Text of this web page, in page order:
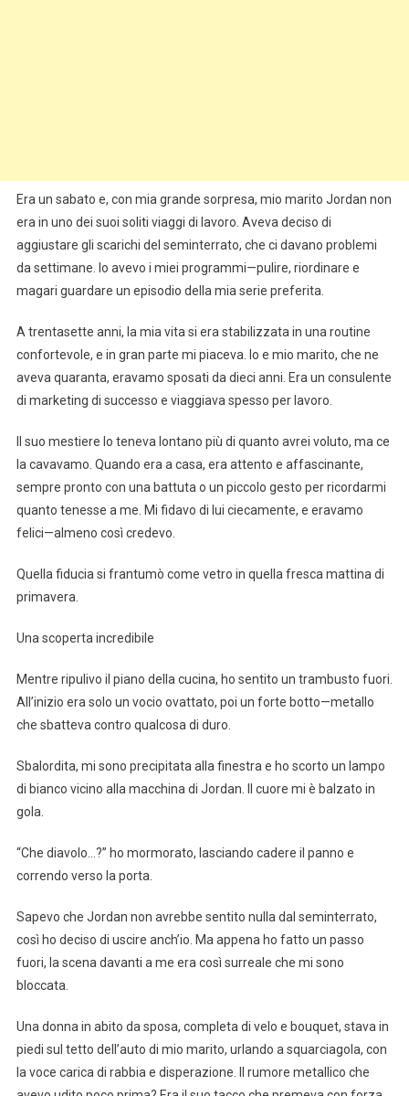
Era un sabato e, con mia grande sorpresa, mio marito Jordan non
era in uno dei suoi soliti viaggi di lavoro. Aveva deciso di
aggiustare gli scarichi del seminterrato, che ci davano problemi
da settimane. Io avevo i miei programmi—pulire, riordinare e
magari guardare un episodio della mia serie preferita.
A trentasette anni, la mia vita si era stabilizzata in una routine
confortevole, e in gran parte mi piaceva. Io e mio marito, che ne
aveva quaranta, eravamo sposati da dieci anni. Era un consulente
di marketing di successo e viaggiava spesso per lavoro.
Il suo mestiere lo teneva lontano più di quanto avrei voluto, ma ce
la cavavamo. Quando era a casa, era attento e affascinante,
sempre pronto con una battuta o un piccolo gesto per ricordarmi
quanto tenesse a me. Mi fidavo di lui ciecamente, e eravamo
felici—almeno così credevo.
Quella fiducia si frantumò come vetro in quella fresca mattina di
primavera.
Una scoperta incredibile
Mentre ripulivo il piano della cucina, ho sentito un trambusto fuori.
All’inizio era solo un vocio ovattato, poi un forte botto—metallo
che sbatteva contro qualcosa di duro.
Sbalordita, mi sono precipitata alla finestra e ho scorto un lampo
di bianco vicino alla macchina di Jordan. Il cuore mi è balzato in
gola.
“Che diavolo…?” ho mormorato, lasciando cadere il panno e
correndo verso la porta.
Sapevo che Jordan non avrebbe sentito nulla dal seminterrato,
così ho deciso di uscire anch’io. Ma appena ho fatto un passo
fuori, la scena davanti a me era così surreale che mi sono
bloccata.
Una donna in abito da sposa, completa di velo e bouquet, stava in
piedi sul tetto dell’auto di mio marito, urlando a squarciagola, con
la voce carica di rabbia e disperazione. Il rumore metallico che